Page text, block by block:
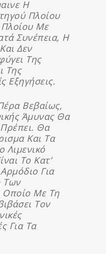
Η
Πλοίου
Με
Συνέπεια, Η
Δεν
Της
Της
Εξηγήσεις.
Βεβαίως,
Άμυνας Θα
Θα
Και Τα
Λιμενικό
Το Κατ’
Για
Των
Οποίο Με Τη
Τον
Για Τα